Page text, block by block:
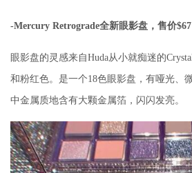
-Mercury Retrograde全新眼影盘，售价$67
眼影盘的灵感来自Huda从小就痴迷的
和粉红色。是一个18色眼影盘，有哑光、
中金属质地含有大颗金属箔，闪闪发亮。